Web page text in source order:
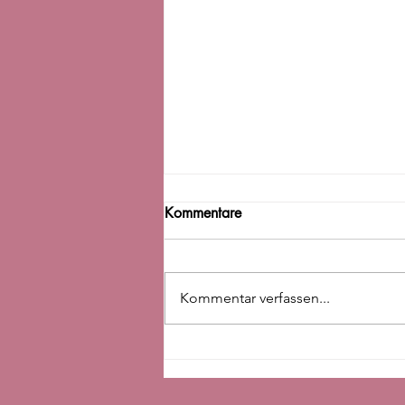
wirklich hilft und warum
Kommentare
Kommentar verfassen...